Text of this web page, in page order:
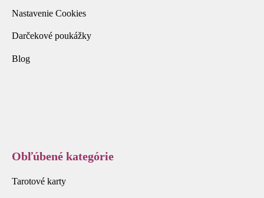
Nastavenie Cookies
Darčekové poukážky
Blog
Obľúbené kategórie
Tarotové karty